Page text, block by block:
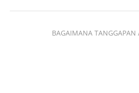
BAGAIMANA TANGGAPAN